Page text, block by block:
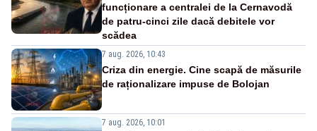
funcționare a centralei de la Cernavodă
de patru-cinci zile dacă debitele vor
scădea
7 aug. 2026, 10:43
Criza din energie. Cine scapă de măsurile
de raționalizare impuse de Bolojan
7 aug. 2026, 10:01